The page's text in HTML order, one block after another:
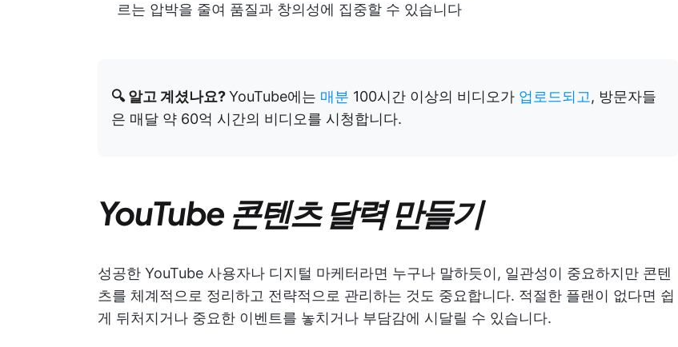
르는 압박을 줄여 품질과 창의성에 집중할 수 있습니다
🔍 알고 계셨나요?YouTube에는 매분 100시간 이상의 비디오가 업로드되고 , 방문자들
은 매달 약 60억 시간의 비디오를 시청합니다.
YouTube 콘텐츠 달력 만들기
성공한 YouTube 사용자나 디지털 마케터라면 누구나 말하듯이, 일관성이 중요하지만 콘텐
츠를 체계적으로 정리하고 전략적으로 관리하는 것도 중요합니다. 적절한 플랜이 없다면 쉽
게 뒤처지거나 중요한 이벤트를 놓치거나 부담감에 시달릴 수 있습니다.